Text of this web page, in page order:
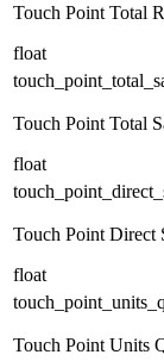
Touch Point Total
float
Touch Point Total
float
Touch Point Direct
float
Touch Point Units